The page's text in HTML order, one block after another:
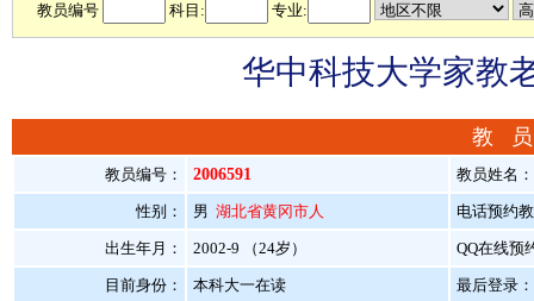
教员编号 科目: 专业:
华中科技大学家教
教
教员编号： 2006591 教员姓名
性别： 男 湖北省黄冈市人 电话预约
出生年月： 2002-9 （24岁） QQ在线预
目前身份： 本科大一在读 最后登录